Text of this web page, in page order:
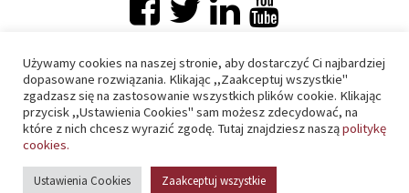
PIU 2020 © All right reserved
Używamy cookies na naszej stronie, aby dostarczyć Ci najbardziej
dopasowane rozwiązania. Klikając ,,Zaakceptuj wszystkie"
zgadzasz się na zastosowanie wszystkich plików cookie. Klikając
przycisk ,,Ustawienia Cookies" sam możesz zdecydować, na
które z nich chcesz wyrazić zgodę. Tutaj znajdziesz nasząpolitykę
cookies.
Ustawienia Cookies Zaakceptuj wszystkie